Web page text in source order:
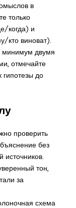
в
только
когда) и
кто виноват).
минимум двумя
отмечайте
гипотезы до
проверить
без
тон,
за
схема